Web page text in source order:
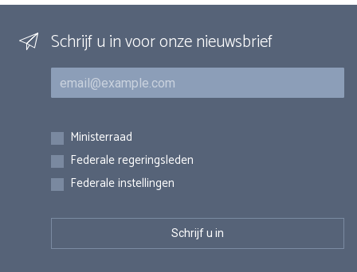
Schrijf u in voor onze nieuwsbrief
E-mail
Inschrijvingen
Ministerraad
Federale regeringsleden
Federale instellingen